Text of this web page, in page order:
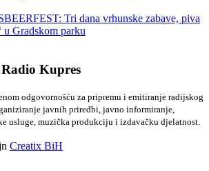
Tri dana vrhunske zabave, piva
u Gradskom parku
Kupres
odgovornošću za pripremu i emitiranje radijskog
javnih priredbi, javno informiranje,
usluge, muzička produkciju i izdavačku djelatnost.
Creatix BiH